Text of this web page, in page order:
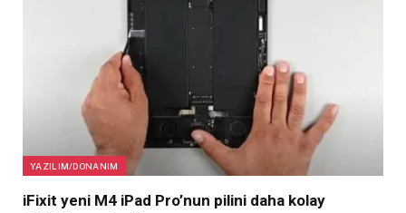
YAZILIM/DONANIM
iFixit yeni M4 iPad Pro’nun pilini daha kolay